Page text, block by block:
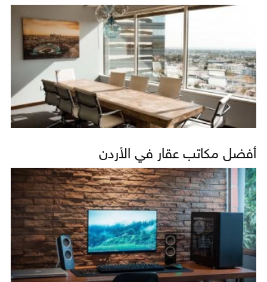
أفضل مكاتب عقار في الأردن